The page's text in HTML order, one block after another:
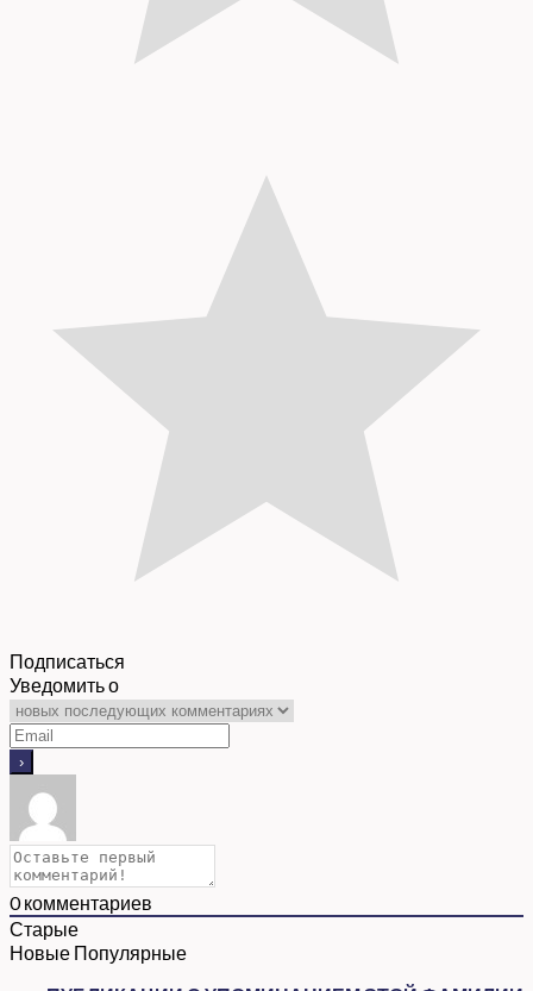
Подписаться
Уведомить о
0комментариев
Старые
Новые Популярные